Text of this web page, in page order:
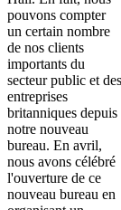
pouvons compter
un certain nombre
de nos clients
importants du
secteur public et des
entreprises
britanniques depuis
notre nouveau
bureau. En avril,
nous avons célébré
l'ouverture de ce
nouveau bureau en